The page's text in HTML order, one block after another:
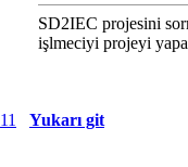
SD2IEC projesini
işlmeciyi projeyi
11 Yukarı git